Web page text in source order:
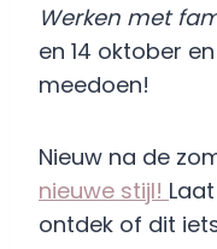
Werken met
en 14 oktober
meedoen!
Nieuw na de
nieuwe stijl!
ontdek of dit